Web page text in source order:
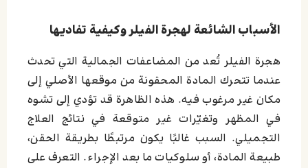
الأسباب الشائعة لهجرة الفيلر وكيفية تفاديها
هجرة الفيلر تُعد من المضاعفات الجمالية التي تحدث
عندما تتحرك المادة المحقونة من موقعها الأصلي إلى
مكان غير مرغوب فيه. هذه الظاهرة قد تؤدي إلى تشوه
في المظهر وتغيّرات غير متوقعة في نتائج العلاج
التجميلي. السبب غالبًا يكون مرتبطًا بطريقة الحقن،
طبيعة المادة، أو سلوكيات ما بعد الإجراء. التعرف على